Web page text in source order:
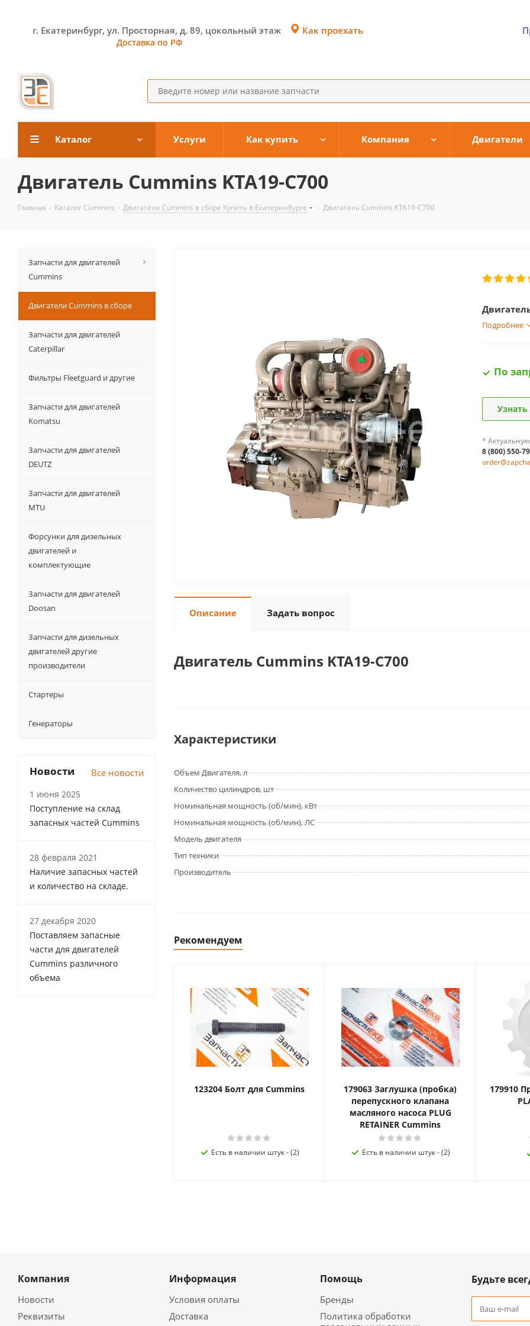
г. Екатеринбург, ул. Просторная, д. 89, цокольный этаж
Доставка по РФ
Как проехать
Каталог Услуги Как купить Компания Двигатели
Двигатель Cummins KTA19-C700
Главная - Каталог Cummins - Двигатели Cummins в сборе Купить в Екатеринбурге - Двигатель Cummins KTA19-C700
Подробнее
По
*
8 (800) 550-
Описание Задать вопрос
Двигатель Cummins KTA19-C700
Характеристики
Объем Двигателя, л
Количество цилиндров, шт
Номинальная мощность (об/мин), кВт
Номинальная мощность (об/мин), ЛС
Модель двигателя
Тип техники
Производитель
Рекомендуем
123204 Болт для Cummins
Есть в наличии штук - (2)
179063 Заглушка (пробка)
перепускного клапана
масляного насоса PLUG
RETAINER Cummins
Есть в наличии штук - (2)
179910
Запчасти для двигателей
Cummins
Двигатели Cummins в сборе
Запчасти для двигателей
Caterpillar
Фильтры Fleetguard и другие
Запчасти для двигателей
Komatsu
Запчасти для двигателей
DEUTZ
Запчасти для двигателей
MTU
Форсунки для дизельных
двигателей и
комплектующие
Запчасти для двигателей
Doosan
Запчасти для дизельных
двигателей другие
производители
Стартеры
Генераторы
Новости Все новости
1 июня 2025
Поступление на склад
запасных частей Cummins
28 февраля 2021
Наличие запасных частей
и количество на складе.
27 декабря 2020
Поставляем запасные
части для двигателей
Cummins различного
объема
Компания
Новости
Реквизиты
Информация
Условия оплаты
Доставка
Помощь
Бренды
Политика обработки
Будьте